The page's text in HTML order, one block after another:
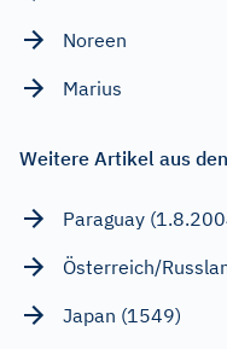
Noreen
Marius
Weitere Artikel aus
Paraguay
Österreich/
Japan (1549)